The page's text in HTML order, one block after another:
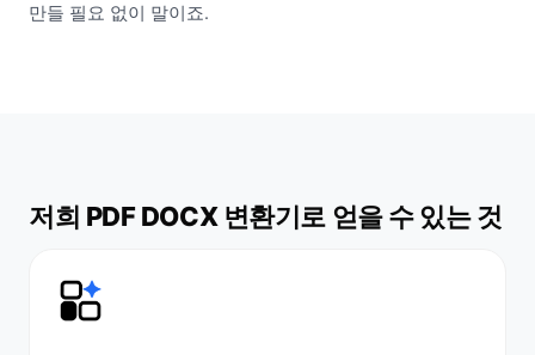
만들 필요 없이 말이죠.
저희 PDF DOCX 변환기로 얻을 수 있는 것